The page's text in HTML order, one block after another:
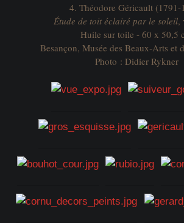
4. Théodore Géricault (1791-
Étude de toit éclairé par le soleil,
Huile sur toile - 60 x 50,5
Besançon, Musée des Beaux-Arts et
Photo : Didier Rykner